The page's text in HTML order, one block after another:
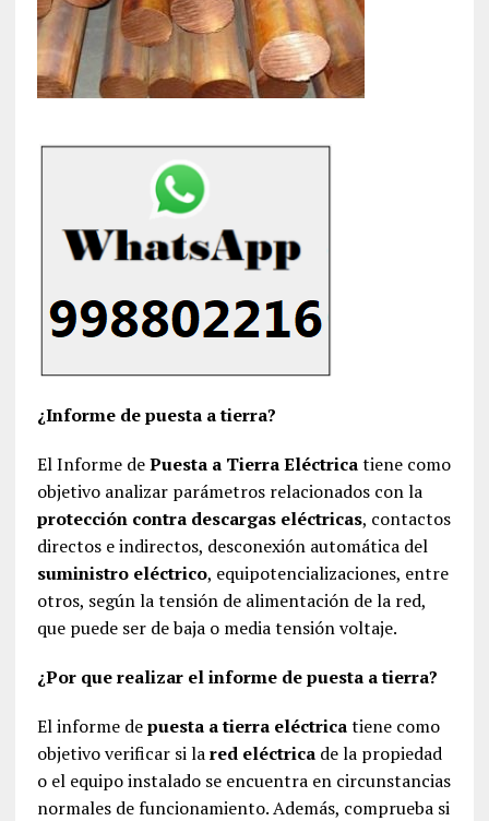
¿Informe de puesta a tierra?
El Informe dePuesta a Tierra Eléctricatiene como
objetivo analizar parámetros relacionados con la
protección contra descargas eléctricas, contactos
directos e indirectos, desconexión automática del
suministro eléctrico, equipotencializaciones, entre
otros, según la tensión de alimentación de la red,
que puede ser de baja o media tensión voltaje.
¿Por que realizar el informe de puesta a tierra?
El informe depuesta a tierra eléctricatiene como
objetivo verificar si lared eléctricade la propiedad
o el equipo instalado se encuentra en circunstancias
normales de funcionamiento. Además, comprueba si